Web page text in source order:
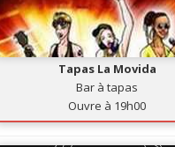
Tapas La Movida
Bar à tapas
Ouvre à 19h00